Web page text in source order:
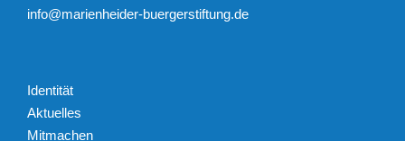
info@marienheider-buergerstiftung.de
Identität
Aktuelles
Mitmachen